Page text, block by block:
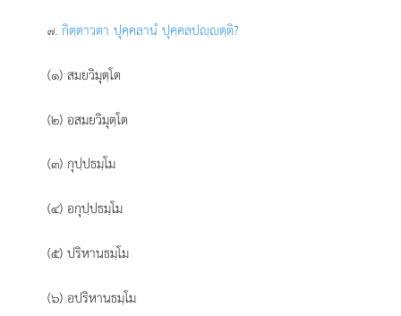
๗.กิตฺตาวตา ปุคฺคลานํ ปุคฺคลปฺตฺติ?
(๑) สมยวิมุตฺโต
(๒) อสมยวิมุตฺโต
(๓) กุปฺปธมฺโม
(๔) อกุปฺปธมฺโม
(๕) ปริหานธมฺโม
(๖) อปริหานธมฺโม